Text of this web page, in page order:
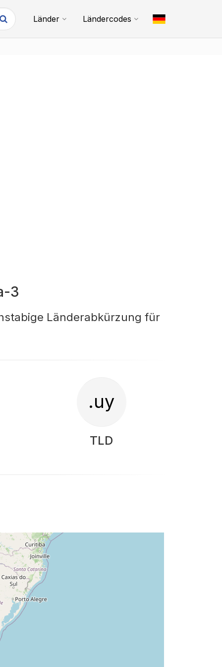
Länder Ländercodes
3
Länderabkürzung für
.uy
TLD